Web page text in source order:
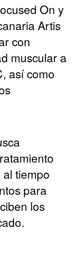
On y
Artis
con
muscular a
así como
tiempo
para
los